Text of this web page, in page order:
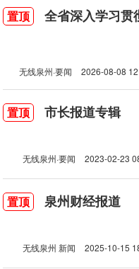
置顶 全省深入学习贯彻习
无线泉州·要闻 2026-08-08
置顶 市长报道专辑
无线泉州·要闻 2023-02-23
置顶 泉州财经报道
无线泉州 新闻 2025-10-15